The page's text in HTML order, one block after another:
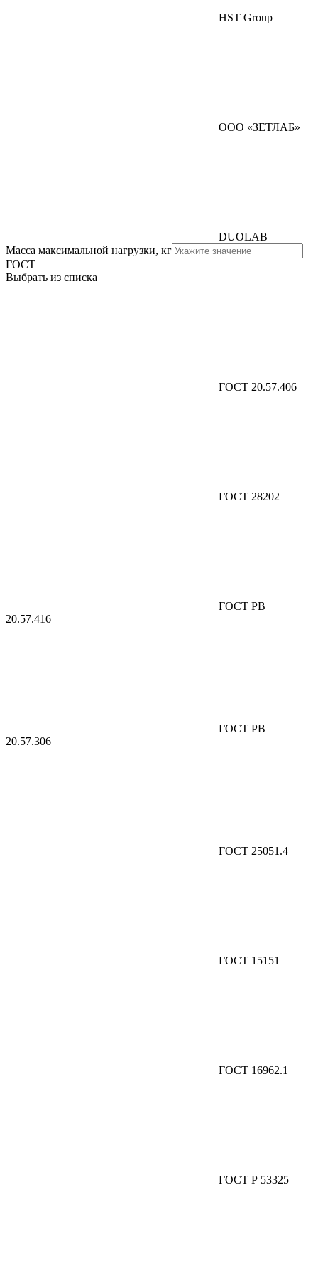
HST Group
ООО «ЗЕТЛАБ»
DUOLAB
Масса максимальной нагрузки, кг
ГОСТ
Выбрать из списка
ГОСТ 20.57.406
ГОСТ 28202
ГОСТ РВ
20.57.416
ГОСТ РВ
20.57.306
ГОСТ 25051.4
ГОСТ 15151
ГОСТ 16962.1
ГОСТ Р 53325